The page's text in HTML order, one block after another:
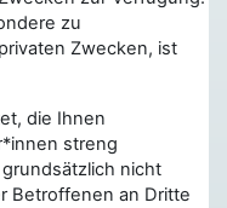
zu
Zwecken, ist
die Ihnen
streng
nicht
Betroffenen an Dritte